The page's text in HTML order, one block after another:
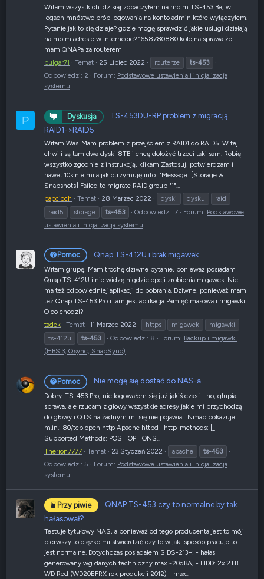
Witam wszystkich. dzisiaj zobaczyłem na moim TS-453 Be, w
logach mnóstwo prób logowania na konto admin które wyłączyłem.
Pytanie jak to się dzieje? gdzie mogę sprawdzić jakie usługi działają
na moim adresie w internecie? 1658780880 kolejna sprawa że
mam QNAPa za routerem
bulgar71
Temat 25 Lipiec 2022 routerze
ts-453
Odpowiedzi: 2
Forum: Podstawowe ustawienia i inicjalizacja
systemu
P Dyskusja
TS-453DU-RP problem z migracją
RAID1->RAID5
Witam Was. Mam problem z przejściem z RAID1 do RAID5. W tej
chwili są tam dwa dyski 8TB i chcę dołożyć trzeci taki sam. Robię
wszystko zgodnie z instrukcją, klikam Zastosuj, potwierdzam i
nawet 10s nie mija jak otrzymuję info: "Message: [Storage &
Snapshots] Failed to migrate RAID group "1"...
papcioch
Temat 28 Marzec 2022 dyski dysku
raid
raid5
storage ts-453 Odpowiedzi: 7 Forum: Podstawowe
ustawienia i inicjalizacja systemu
Pomoc Qnap TS-412U i brak migawek
Witam grupę, Mam trochę dziwne pytanie, ponieważ posiadam
Qnap TS-412U i nie widzę nigdzie opcji zrobienia migawek. Nie
ma też odpowiedniej aplikacji do pobrania. Dziwne, ponieważ mam
też Qnap TS-453 Pro i tam jest aplikacja Pamięć masowa i migawki.
O co chodzi?
tadek
Temat 11 Marzec 2022 https migawek
migawki
ts-412u
ts-453 Odpowiedzi: 8 Forum: Backup i migawki
(HBS 3, Qsync, SnapSync)
Pomoc Nie mogę się dostać do NAS-a...
Dobry. TS-453 Pro, nie logowałem się już jakiś czas i... no, głupia
sprawa, ale rzucam z głowy wszystkie adresy jakie mi przychodzą
do głowy i QTS na żadnym mi się nie pojawia... Nmap pokazuje
m.in.: 80/tcp open http Apache httpd | http-methods: |_
Supported Methods: POST OPTIONS...
Therion7777
Temat 23 Styczeń 2022 apache
ts-453
Odpowiedzi: 5
Forum: Podstawowe ustawienia i inicjalizacja
systemu
Przy piwie
QNAP TS-453 czy to normalne by tak
hałasował?
Testuje tytułowy NAS, a ponieważ od tego producenta jest to mój
pierwszy to ciężko mi stwierdzić czy to w jaki sposób pracuje to
jest normalne. Dotychczas posiadałem S DS-213+: - hałas
generowany wg danych techniczny max ~20dBA, - HDD: 2x 2TB
WD Red (WD20EFRX rok produkcji 2012) - max...